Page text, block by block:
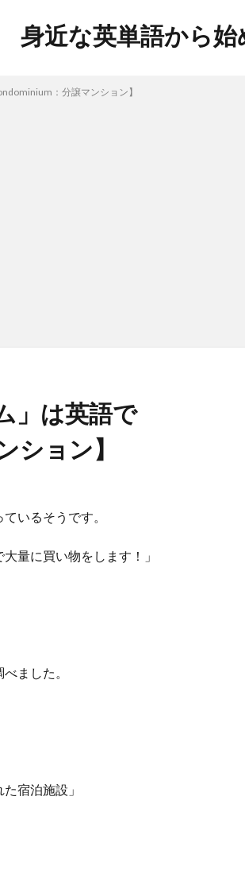
身近な英単語から始
：分譲マンション】
」は英語で
ション】
いるそうです。
量に買い物をします！」
ました。
宿泊施設」